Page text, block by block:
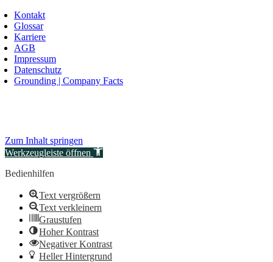
Kontakt
Glossar
Karriere
AGB
Impressum
Datenschutz
Grounding | Company Facts
Zum Inhalt springen
Werkzeugleiste öffnen
Bedienhilfen
Text vergrößern
Text verkleinern
Graustufen
Hoher Kontrast
Negativer Kontrast
Heller Hintergrund